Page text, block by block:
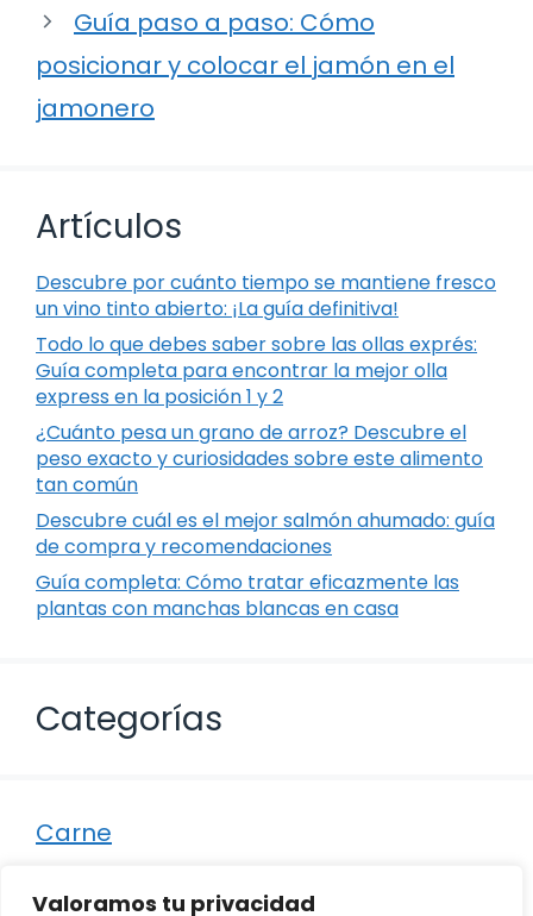
Valoramos tu privacidad
Guía paso a paso: Cómo
posicionar y colocar el jamón en el
jamonero
Artículos
Descubre por cuánto tiempo se mantiene fresco
un vino tinto abierto: ¡La guía definitiva!
Todo lo que debes saber sobre las ollas exprés:
Guía completa para encontrar la mejor olla
express en la posición 1 y 2
¿Cuánto pesa un grano de arroz? Descubre el
peso exacto y curiosidades sobre este alimento
tan común
Descubre cuál es el mejor salmón ahumado: guía
de compra y recomendaciones
Guía completa: Cómo tratar eficazmente las
plantas con manchas blancas en casa
Categorías
Carne